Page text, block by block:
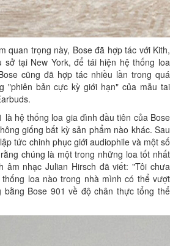
quan trọng này, Bose đã hợp tác với Kith,
sở tại New York, để tái hiện hệ thống loa
cũng đã hợp tác nhiều lần trong quá
"phiên bản cực kỳ giới hạn" của mẫu tai
là hệ thống loa gia đình đầu tiên của Bose
giống bất kỳ sản phẩm nào khác. Sau
tức chinh phục giới audiophile và một số
chúng là một trong những loa tốt nhất
âm nhạc Julian Hirsch đã viết: "Tôi chưa
loa nào trong nhà mình có thể vượt
bằng Bose 901 về độ chân thực tổng thể